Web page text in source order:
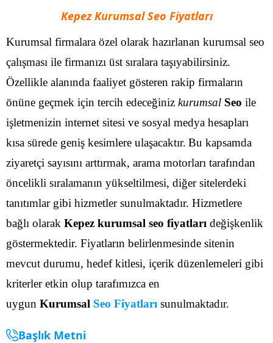
Kepez Kurumsal Seo Fiyatları
Kurumsal firmalara özel olarak hazırlanan kurumsal seo
çalışması ile firmanızı üst sıralara taşıyabilirsiniz.
Özellikle alanında faaliyet gösteren rakip firmaların
önüne geçmek için tercih edeceğiniz kurumsal Seo ile
işletmenizin internet sitesi ve sosyal medya hesapları
kısa sürede geniş kesimlere ulaşacaktır. Bu kapsamda
ziyaretçi sayısını arttırmak, arama motorları tarafından
öncelikli sıralamanın yükseltilmesi, diğer sitelerdeki
tanıtımlar gibi hizmetler sunulmaktadır. Hizmetlere
bağlı olarak Kepez kurumsal seo fiyatları değişkenlik
göstermektedir. Fiyatların belirlenmesinde sitenin
mevcut durumu, hedef kitlesi, içerik düzenlemeleri gibi
kriterler etkin olup tarafımızca en
uygun Kurumsal Seo Fiyatları sunulmaktadır.
Başlık Metni